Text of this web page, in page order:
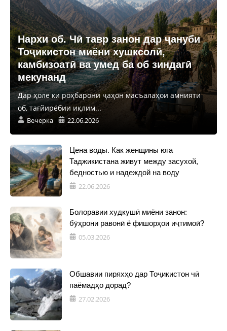
Нархи об. Чӣ тавр занон дар ҷануби
Тоҷикистон миёни хушксолӣ,
камбизоатӣ ва умед ба об зиндагӣ
мекунанд
Дар ҳоле ки роҳбарони ҷаҳон масъалаҳои амнияти
об, тағйирёбии иқлим...
Вечерка 22.06.2026
Цена воды. Как женщины юга
Таджикистана живут между засухой,
бедностью и надеждой на воду
22.06.2026
Болоравии худкушӣ миёни занон:
бӯҳрони равонӣ ё фишорҳои иҷтимоӣ?
05.03.2026
Обшавии пиряхҳо дар Тоҷикистон чӣ
паёмадҳо дорад?
27.02.2026